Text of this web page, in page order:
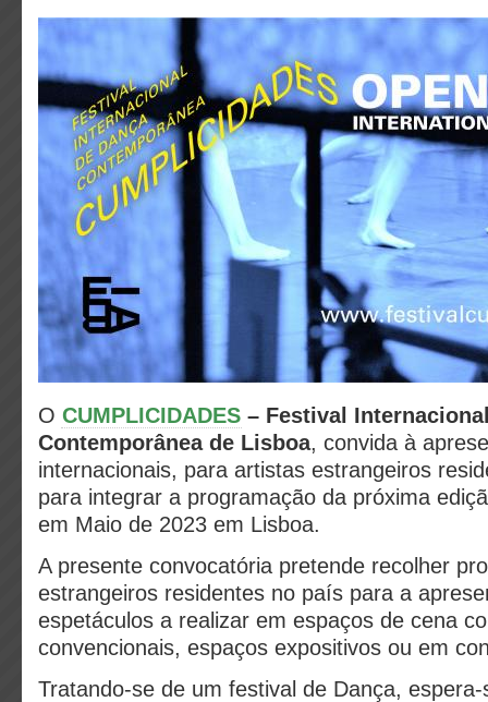
O CUMPLICIDADES – Festival
Contemporânea de Lisboa, convida à
internacionais, para artistas estrangeiros
para integrar a programação da próxima
em Maio de 2023 em Lisboa.
A presente convocatória pretende recolher
estrangeiros residentes no país para a
espetáculos a realizar em espaços de cena
convencionais, espaços expositivos ou em
Tratando-se de um festival de Dança,